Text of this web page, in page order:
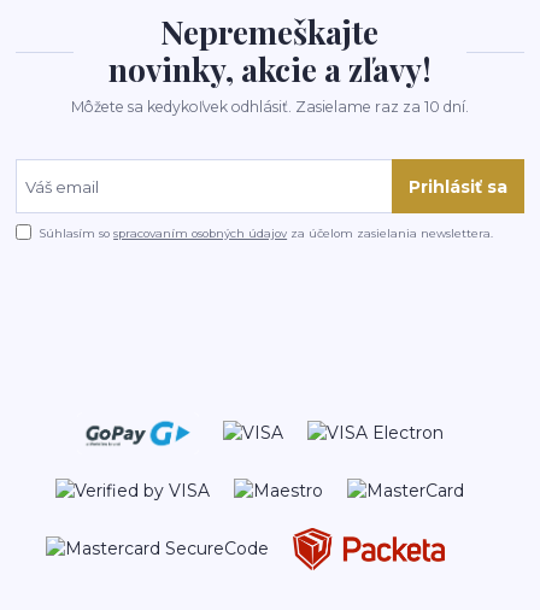
Nepremeškajte
novinky, akcie a zľavy!
Môžete sa kedykoľvek odhlásiť. Zasielame raz za 10 dní.
Prihlásiť sa
Súhlasím sospracovaním osobných údajov za účelom zasielania newslettera.